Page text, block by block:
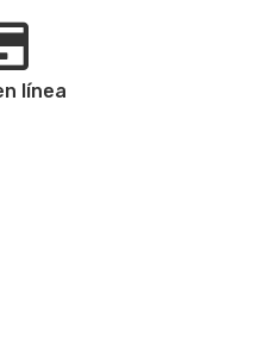
línea